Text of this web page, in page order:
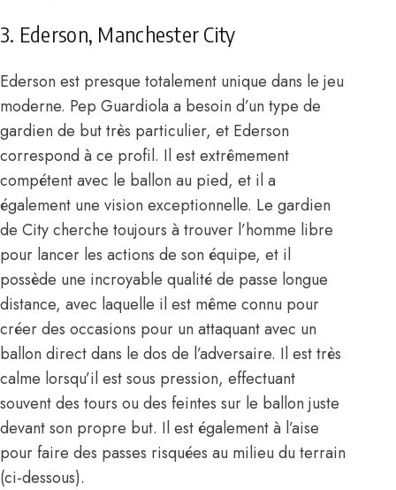
3. Ederson, Manchester City
Ederson est presque totalement unique dans le jeu
moderne. Pep Guardiola a besoin d’un type de
gardien de but très particulier, et Ederson
correspond à ce profil. Il est extrêmement
compétent avec le ballon au pied, et il a
également une vision exceptionnelle. Le gardien
de City cherche toujours à trouver l’homme libre
pour lancer les actions de son équipe, et il
possède une incroyable qualité de passe longue
distance, avec laquelle il est même connu pour
créer des occasions pour un attaquant avec un
ballon direct dans le dos de l’adversaire. Il est très
calme lorsqu’il est sous pression, effectuant
souvent des tours ou des feintes sur le ballon juste
devant son propre but. Il est également à l’aise
pour faire des passes risquées au milieu du terrain
(ci-dessous).